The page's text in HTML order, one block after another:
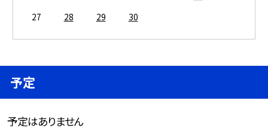
27
28 29 30
予定
予定はありません